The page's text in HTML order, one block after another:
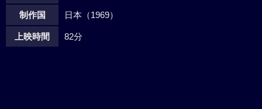
制作国 日本（1969）
上映時間 82分